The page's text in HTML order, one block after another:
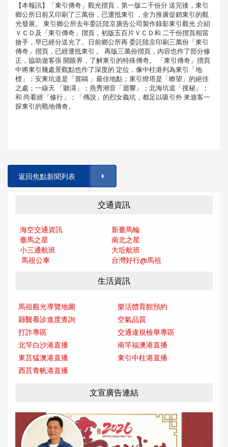
【本報訊】「東引傳奇」觀光摺頁，第一版二千份分 送完後，東引
鄉公所日前又印刷了三萬份，已運抵東引 ，全力推廣促銷東引的觀
光發展。 東引鄉公所去年委託陸京廣告公司製作錄影東引觀光 介紹
ＶＣＤ及「東引傳奇」摺頁，初版五百片ＶＣＤ和 二千份摺頁相當
搶手，早已經分送光了。日前鄉公所再 委託陸京印刷三萬份「東引
傳奇」摺頁，已經運抵東引 。 再版三萬份摺頁，內容也作了部分修
正，協助遊客張 開眼界，了解東引的特殊傳奇。 「東引傳奇」摺頁
中將東引幾處景觀點也作了深度的 定位，像中柱港列為東引「地
標」；安東坑道是「賞鷗 」最佳地點；東引燈塔是「瞭望」的絕佳
之處；一線天 「聽濤」；燕秀潮音「迴響」；北海坑道「搜秘」；
和 尚看經「修行」；「傳說」的烈女義坑，都足以吸引外 來遊客一
探東引的戰地傳奇。
返回焦點新聞列表
交通資訊
海空交通資訊
新臺馬輪
臺馬之星
南北之星
小三通航班
大坵航班
馬祖公車
台灣好行@馬祖
生活資訊
馬祖觀光導覽地圖
樂活體育館預約
縣醫看診進度查詢
空氣品質
打詐專區
交通違規檢舉專區
北竿白沙港直播
南竿福澳港直播
東莒猛澳港直播
東引中柱港直播
西莒青帆港直播
文宣廣告連結